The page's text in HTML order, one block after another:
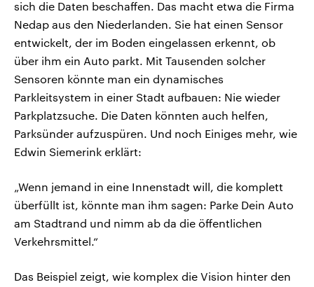
sich die Daten beschaffen. Das macht etwa die Firma
Nedap aus den Niederlanden. Sie hat einen Sensor
entwickelt, der im Boden eingelassen erkennt, ob
über ihm ein Auto parkt. Mit Tausenden solcher
Sensoren könnte man ein dynamisches
Parkleitsystem in einer Stadt aufbauen: Nie wieder
Parkplatzsuche. Die Daten könnten auch helfen,
Parksünder aufzuspüren. Und noch Einiges mehr, wie
Edwin Siemerink erklärt:
„Wenn jemand in eine Innenstadt will, die komplett
überfüllt ist, könnte man ihm sagen: Parke Dein Auto
am Stadtrand und nimm ab da die öffentlichen
Verkehrsmittel.“
Das Beispiel zeigt, wie komplex die Vision hinter den